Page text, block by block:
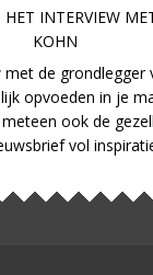
HET INTERVIEW M
KOHN
met de grondlegger
opvoeden in je
ook de
vol